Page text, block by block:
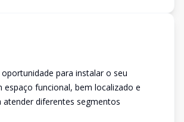
para instalar o seu
espaço funcional, bem localizado e
atender diferentes segmentos